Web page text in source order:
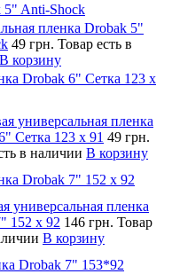
5" Anti-Shock
пленка Drobak 5"
49 грн. Товар есть в
В корзину
Drobak 6" Сетка 123 х
универсальная пленка
Сетка 123 х 91 49 грн.
в наличии В корзину
Drobak 7" 152 x 92
универсальная пленка
152 x 92 146 грн. Товар
В корзину
Drobak 7" 153*92